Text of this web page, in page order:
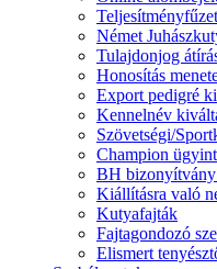
Teljesítményfűzet
Német
Tulajdonjog
Honosítás
Export pedigré
Kennelnév
Szövetségi/
Champion
BH bizonyítvány
Kiállításra való
Kutyafajták
Fajtagondozó
Elismert